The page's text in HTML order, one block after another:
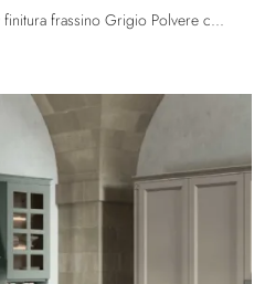
Basi e colonne modello Beverly finitura frassino Grigio Polvere con gola Nero spazzolato. Colonna e pensili modello Color Trend finitura laccato ...